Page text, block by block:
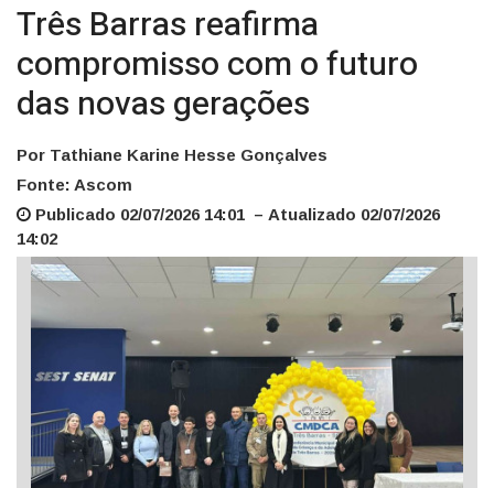
Três Barras reafirma
compromisso com o futuro
das novas gerações
Por Tathiane Karine Hesse Gonçalves
Fonte: Ascom
Publicado 02/07/2026 14:01 – Atualizado 02/07/2026
14:02